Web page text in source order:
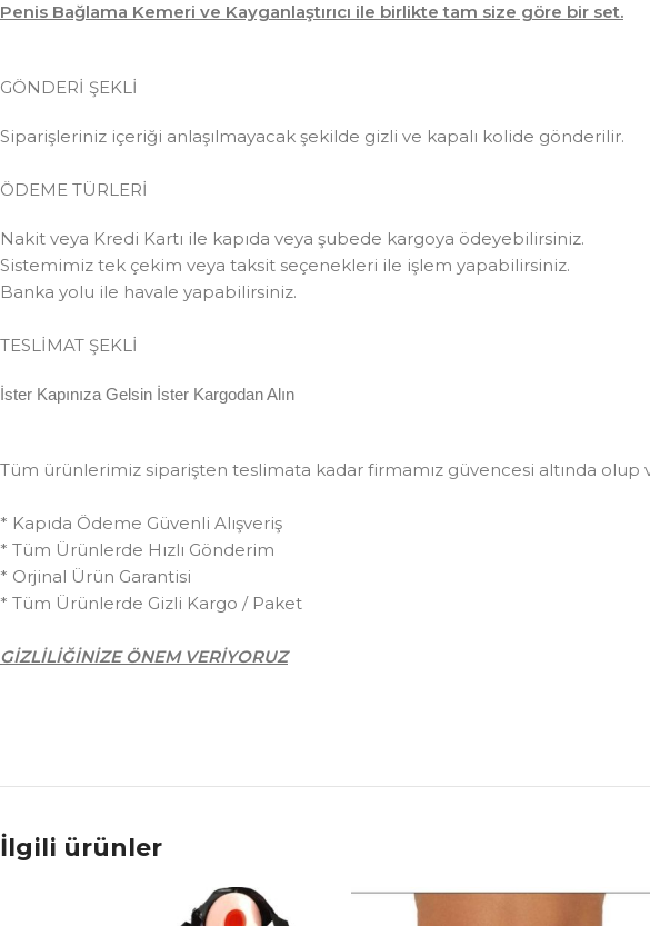
Penis Bağlama Kemeri ve Kayganlaştırıcı ile birlikte tam size göre bir set.
GÖNDERİ ŞEKLİ
Siparişleriniz içeriği anlaşılmayacak şekilde gizli ve kapalı kolide gönderilir.
ÖDEME TÜRLERİ
Nakit veya Kredi Kartı ile kapıda veya şubede kargoya ödeyebilirsiniz.
Sistemimiz tek çekim veya taksit seçenekleri ile işlem yapabilirsiniz.
Banka yolu ile havale yapabilirsiniz.
TESLİMAT ŞEKLİ
İster Kapınıza Gelsin İster Kargodan Alın
Tüm ürünlerimiz siparişten teslimata kadar firmamız güvencesi altında olup
* Kapıda Ödeme Güvenli Alışveriş
* Tüm Ürünlerde Hızlı Gönderim
* Orjinal Ürün Garantisi
* Tüm Ürünlerde Gizli Kargo / Paket
GİZLİLİĞİNİZE ÖNEM VERİYORUZ
İlgili ürünler